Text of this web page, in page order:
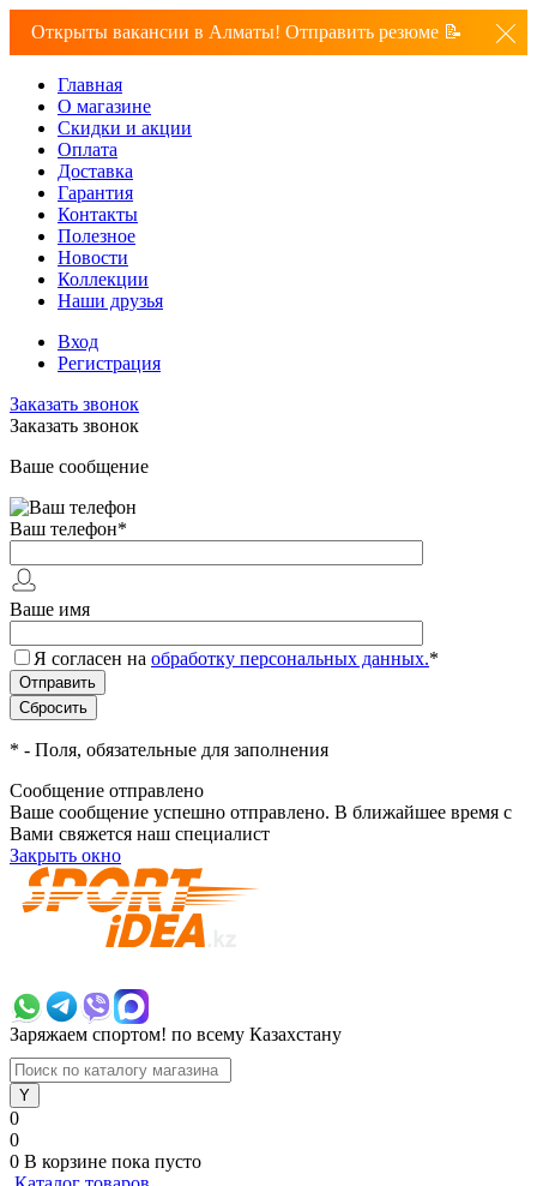
Открыты вакансии в Алматы! Отправить резюме 📝
Главная
О магазине
Скидки и акции
Оплата
Доставка
Гарантия
Контакты
Полезное
Новости
Коллекции
Наши друзья
Вход
Регистрация
Заказать звонок
Заказать звонок
Ваше сообщение
Ваш телефон*
Ваше имя
Я согласен на обработку персональных данных.*
* - Поля, обязательные для заполнения
Сообщение отправлено
Ваше сообщение успешно отправлено. В ближайшее время с
Вами свяжется наш специалист
Закрыть окно
Заряжаем спортом! по всему Казахстану
0
0
0 В корзине пока пусто